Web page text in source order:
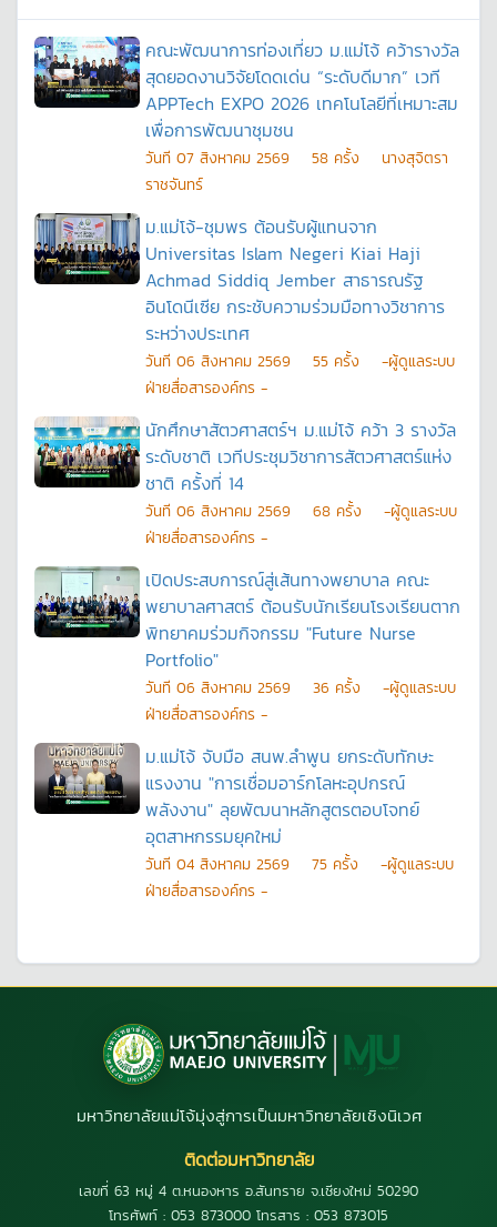
คณะพัฒนาการท่องเที่ยว ม.แม่โจ้ คว้ารางวัล
สุดยอดงานวิจัยโดดเด่น “ระดับดีมาก” เวที
APPTech EXPO 2026 เทคโนโลยีที่เหมาะสม
เพื่อการพัฒนาชุมชน
วันที 07 สิงหาคม 2569 58 ครั้ง
นางสุจิตรา
ราชจันทร์
ม.แม่โจ้-ชุมพร ต้อนรับผู้แทนจาก
Universitas Islam Negeri Kiai Haji
Achmad Siddiq Jember สาธารณรัฐ
อินโดนีเซีย กระชับความร่วมมือทางวิชาการ
ระหว่างประเทศ
วันที 06 สิงหาคม 2569 55 ครั้ง
-ผู้ดูแลระบบ
ฝ่ายสื่อสารองค์กร -
นักศึกษาสัตวศาสตร์ฯ ม.แม่โจ้ คว้า 3 รางวัล
ระดับชาติ เวทีประชุมวิชาการสัตวศาสตร์แห่ง
ชาติ ครั้งที่ 14
วันที 06 สิงหาคม 2569 68 ครั้ง
-ผู้ดูแลระบบ
ฝ่ายสื่อสารองค์กร -
เปิดประสบการณ์สู่เส้นทางพยาบาล คณะ
พยาบาลศาสตร์ ต้อนรับนักเรียนโรงเรียนตาก
พิทยาคมร่วมกิจกรรม "Future Nurse
Portfolio"
วันที 06 สิงหาคม 2569 36 ครั้ง
-ผู้ดูแลระบบ
ฝ่ายสื่อสารองค์กร -
ม.แม่โจ้ จับมือ สนพ.ลำพูน ยกระดับทักษะ
แรงงาน "การเชื่อมอาร์กโลหะอุปกรณ์
พลังงาน" ลุยพัฒนาหลักสูตรตอบโจทย์
อุตสาหกรรมยุคใหม่
วันที 04 สิงหาคม 2569 75 ครั้ง
-ผู้ดูแลระบบ
ฝ่ายสื่อสารองค์กร -
มหาวิทยาลัยแม่โจ้มุ่งสู่การเป็นมหาวิทยาลัยเชิงนิเวศ
ติดต่อมหาวิทยาลัย
เลขที่ 63 หมู่ 4 ต.หนองหาร อ.สันทราย จ.เชียงใหม่ 50290
โทรศัพท์ : 053 873000 โทรสาร : 053 873015